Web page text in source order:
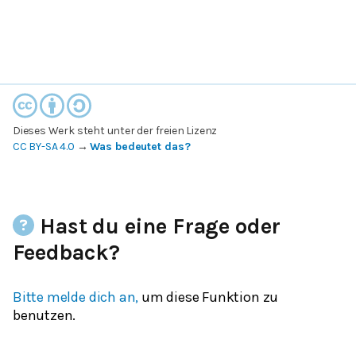
Dieses Werk steht unter der freien Lizenz
CC BY-SA 4.0 →Was bedeutet das?
Hast du eine Frage oder
Feedback?
Bitte melde dich an, um diese Funktion zu
benutzen.